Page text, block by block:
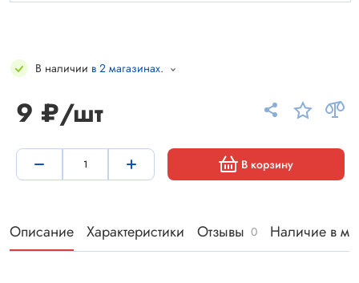
В наличии в 2 магазинах.
9 ₽/шт
В корзину
Описание Характеристики Отзывы 0 Наличие в